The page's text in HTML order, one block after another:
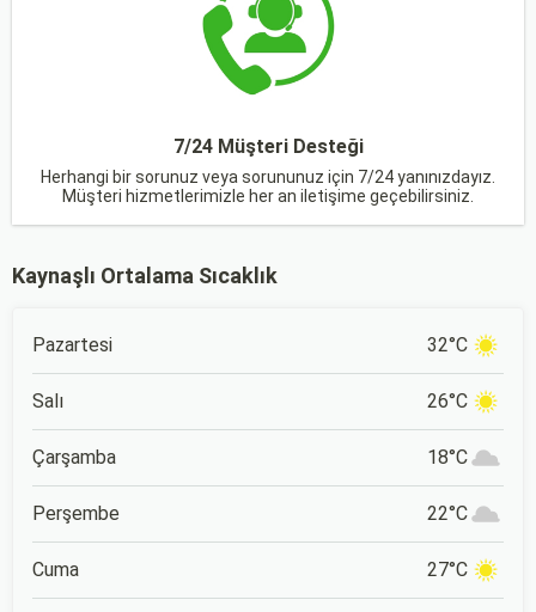
7/24 Müşteri Desteği
Herhangi bir sorunuz veya sorununuz için 7/24 yanınızdayız.
Müşteri hizmetlerimizle her an iletişime geçebilirsiniz.
Kaynaşlı Ortalama Sıcaklık
Pazartesi 32°C
Salı 26°C
Çarşamba 18°C
Perşembe 22°C
Cuma 27°C